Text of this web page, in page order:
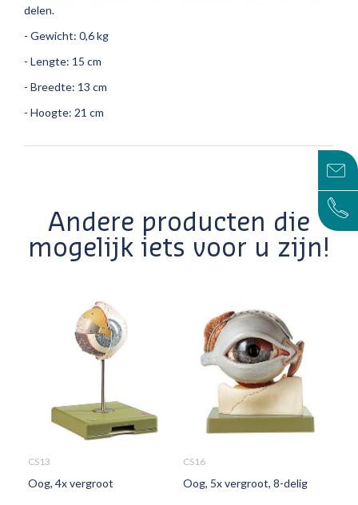
delen.
- Gewicht: 0,6 kg
- Lengte: 15 cm
- Breedte: 13 cm
- Hoogte: 21 cm
Andere producten die
mogelijk iets voor u zijn!
CS13
Oog, 4x vergroot
CS16
Oog, 5x vergroot, 8-delig